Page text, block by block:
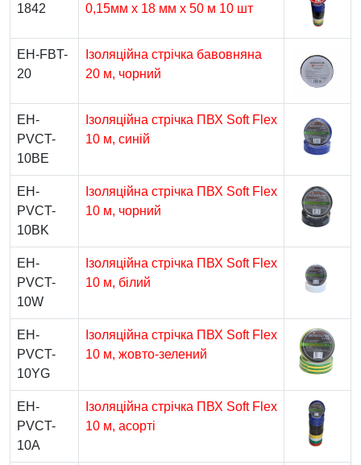
1842
0,15мм x 18 мм x 50 м 10 шт
EH-FBT-
20
Ізоляційна стрічка бавовняна
20 м, чорний
EH-
PVCT-
10BE
Ізоляційна стрічка ПВХ Soft Flex
10 м, синій
EH-
PVCT-
10BK
Ізоляційна стрічка ПВХ Soft Flex
10 м, чорний
EH-
PVCT-
10W
Ізоляційна стрічка ПВХ Soft Flex
10 м, білий
EH-
PVCT-
10YG
Ізоляційна стрічка ПВХ Soft Flex
10 м, жовто-зелений
EH-
PVCT-
10A
Ізоляційна стрічка ПВХ Soft Flex
10 м, асорті